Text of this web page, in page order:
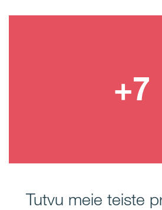
Tutvu meie teiste